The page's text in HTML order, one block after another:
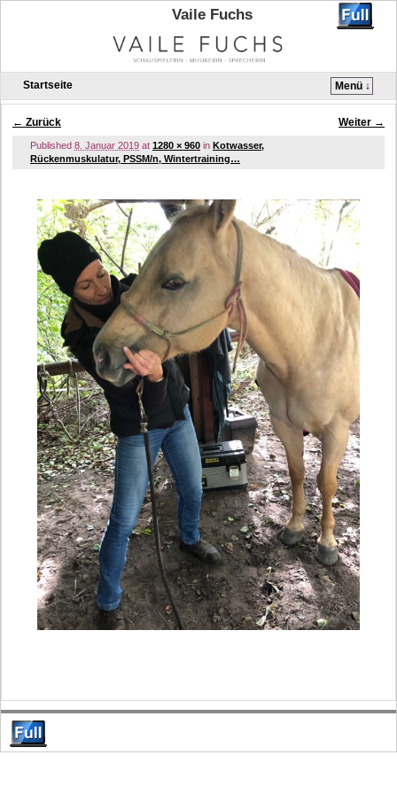
Vaile Fuchs
Startseite
Menü ↓
Zum Inhalt wechseln
Zum sekundären Inhalt wechseln
Bilder-Navigation
← Zurück Weiter →
Published 8. Januar 2019 at 1280 × 960 in Kotwasser,
Rückenmuskulatur, PSSM/n, Wintertraining…